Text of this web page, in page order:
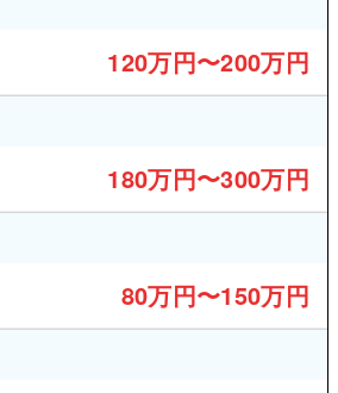
120万円〜200万円
180万円〜300万円
80万円〜150万円